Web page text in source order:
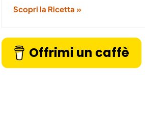
Scopri la Ricetta »
Offrimi un caffè